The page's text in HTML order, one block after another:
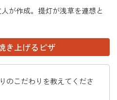
が作成。提灯が浅草を連想と
き上げるピザ
のこだわりを教えてくださ